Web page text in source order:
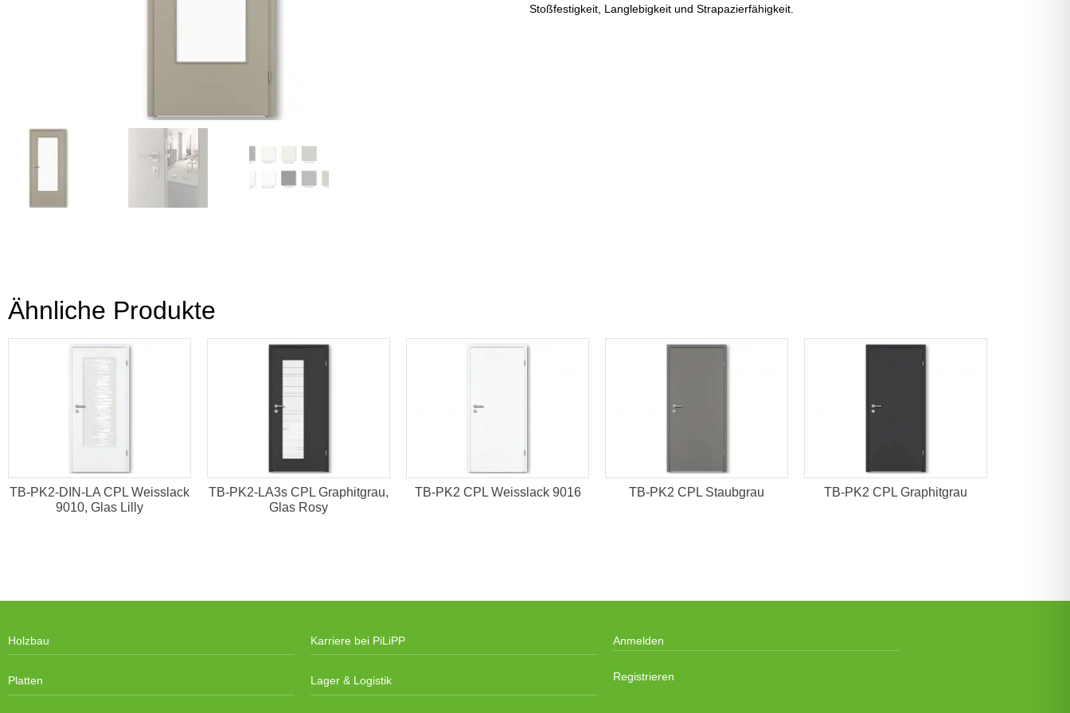
Stoßfestigkeit, Langlebigkeit und Strapazierfähigkeit.
Ähnliche Produkte
TB-PK2-DIN-LA CPL Weisslack
9010, Glas Lilly
TB-PK2-LA3s CPL Graphitgrau,
Glas Rosy
TB-PK2 CPL Weisslack 9016 TB-PK2 CPL Staubgrau TB-PK2 CPL Graphitgrau
Holzbau
Platten
Karriere bei PiLiPP
Lager & Logistik
Anmelden
Registrieren